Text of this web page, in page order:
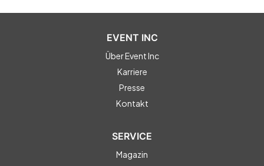
EVENT INC
Über Event Inc
Karriere
Presse
Kontakt
SERVICE
Magazin